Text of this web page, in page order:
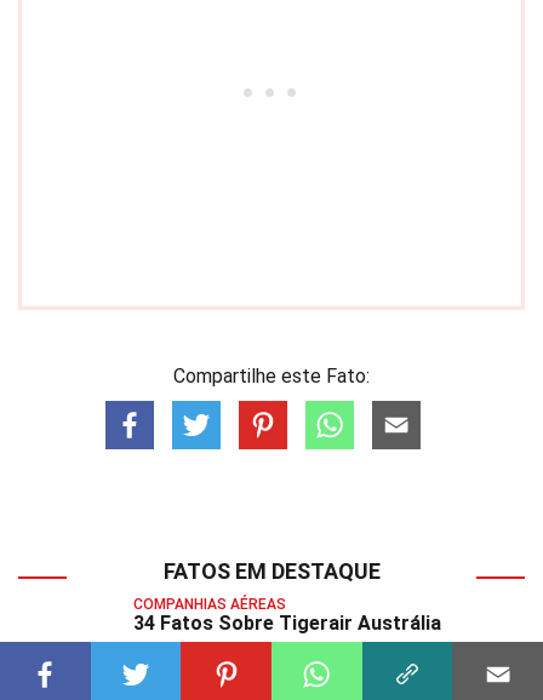
Compartilhe este Fato:
FATOS EM DESTAQUE
COMPANHIAS AÉREAS
34 Fatos Sobre Tigerair Austrália